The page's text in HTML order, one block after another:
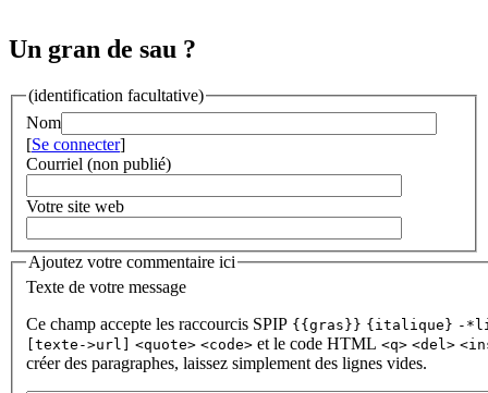
Un gran de sau ?
(identification facultative)
Nom
[Se connecter]
Courriel (non publié)
Votre site web
Ajoutez votre commentaire ici
Texte de votre message
Ce champ accepte les raccourcis SPIP {{gras}} {italique} -
[texte->url]
<quote> <code> et le code HTML <q> <del>
créer des paragraphes, laissez simplement des lignes vides.